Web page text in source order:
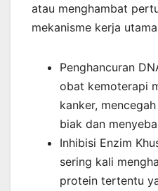
atau menghambat
mekanisme kerja
Penghancuran
obat kemoterapi
kanker,
biak dan
Inhibisi Enzim
sering kali
protein tertentu